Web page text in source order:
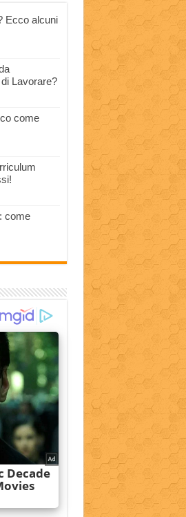
Ecco alcuni
Lavorare?
come
come